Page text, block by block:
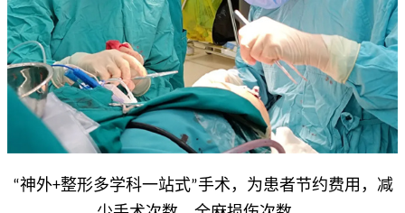
“神外+整形多学科一站式”手术，为患者节约费用，减